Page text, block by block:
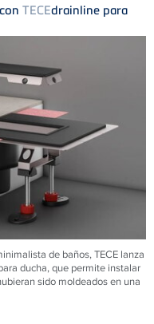
TECEdrainline para
de baños, TECE lanza
ducha, que permite instalar
sido moldeados en una